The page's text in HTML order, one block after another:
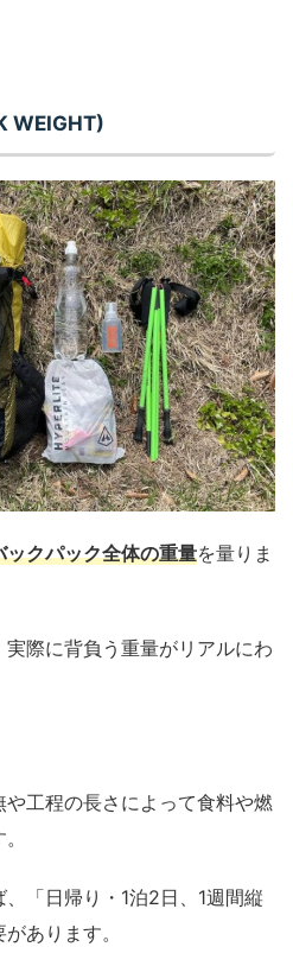
WEIGHT)
ックパック全体の重量を量りま
際に背負う重量がリアルにわ
工程の長さによって食料や燃
「日帰り・1泊2日、1週間縦
あります。